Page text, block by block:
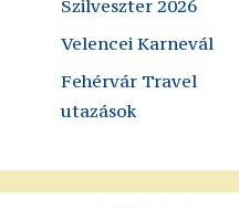
Szilveszter 2026
Velencei Karnevál
Fehérvár Travel
utazások